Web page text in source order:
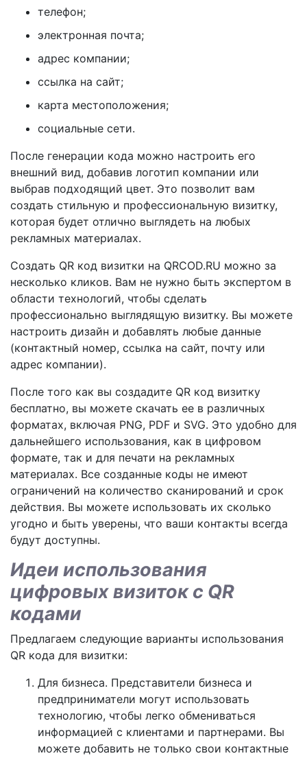
телефон;
электронная почта;
адрес компании;
ссылка на сайт;
карта местоположения;
социальные сети.
После генерации кода можно настроить его
внешний вид, добавив логотип компании или
выбрав подходящий цвет. Это позволит вам
создать стильную и профессиональную визитку,
которая будет отлично выглядеть на любых
рекламных материалах.
Создать QR код визитки на QRCOD.RU можно за
несколько кликов. Вам не нужно быть экспертом в
области технологий, чтобы сделать
профессионально выглядящую визитку. Вы можете
настроить дизайн и добавлять любые данные
(контактный номер, ссылка на сайт, почту или
адрес компании).
После того как вы создадите QR код визитку
бесплатно, вы можете скачать ее в различных
форматах, включая PNG, PDF и SVG. Это удобно для
дальнейшего использования, как в цифровом
формате, так и для печати на рекламных
материалах. Все созданные коды не имеют
ограничений на количество сканирований и срок
действия. Вы можете использовать их сколько
угодно и быть уверены, что ваши контакты всегда
будут доступны.
Идеи использования
цифровых визиток с QR
кодами
Предлагаем следующие варианты использования
QR кода для визитки:
Для бизнеса. Представители бизнеса и
предприниматели могут использовать
технологию, чтобы легко обмениваться
информацией с клиентами и партнерами. Вы
можете добавить не только свои контактные